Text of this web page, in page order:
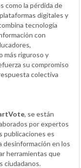
como la pérdida de
digitales y
tecnología
con
más riguroso y
su compromiso
colectiva
, se están
por expertos
publicaciones es
desinformación en los
herramientas que
ciudadanos.